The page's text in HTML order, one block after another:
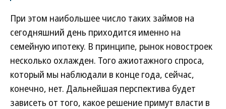
При этом наибольшее число таких займов на
сегодняшний день приходится именно на
семейную ипотеку. В принципе, рынок новостроек
несколько охлажден. Того ажиотажного спроса,
который мы наблюдали в конце года, сейчас,
конечно, нет. Дальнейшая перспектива будет
зависеть от того, какое решение примут власти в